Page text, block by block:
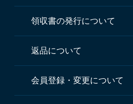
領収書の発行について
返品について
会員登録・変更について